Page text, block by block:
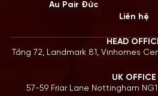
Au Pair Đức
Liên hệ
HEAD
Tầng 72, Landmark 81, Vinhomes
UK OFFICE
57-59 Friar Lane Nottingham